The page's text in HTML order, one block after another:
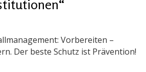
Vorbereiten –
Der beste Schutz ist Prävention!